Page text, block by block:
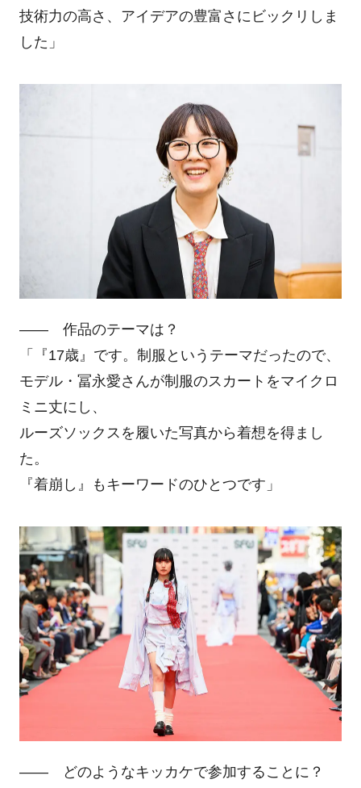
技術力の高さ、アイデアの豊富さにビックリしま
した」
―― 作品のテーマは？
「『17歳』です。制服というテーマだったので、
モデル・冨永愛さんが制服のスカートをマイクロ
ミニ丈にし、
ルーズソックスを履いた写真から着想を得まし
た。
『着崩し』もキーワードのひとつです」
―― どのようなキッカケで参加することに？